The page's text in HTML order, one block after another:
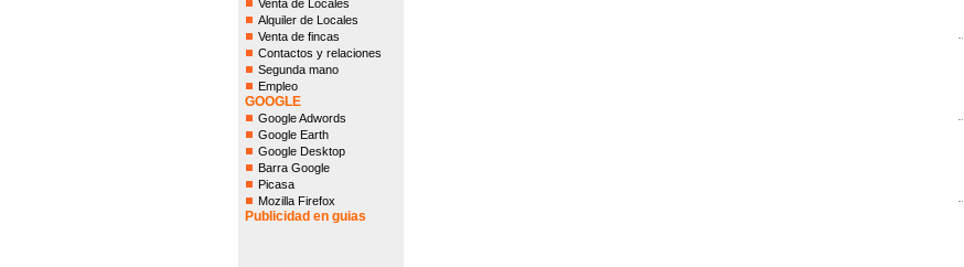
Venta de Locales
Alquiler de Locales
Venta de fincas
Contactos y relaciones
Segunda mano
Empleo
GOOGLE
Google Adwords
Google Earth
Google Desktop
Barra Google
Picasa
Mozilla Firefox
Publicidad en guias